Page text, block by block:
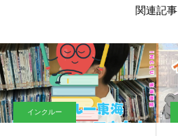
関連記事
インクルー